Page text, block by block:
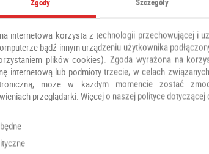
oddzielamy
musi
konstrukcji.
Kategoria:
Producent:
internetowa korzysta z technologii przechowującej i
bądź innym urządzeniu użytkownika
plików cookies). Zgoda wyrażona na
internetową lub podmioty trzecie, w celach
może w każdym momencie zostać
przeglądarki. Więcej o naszej polityce